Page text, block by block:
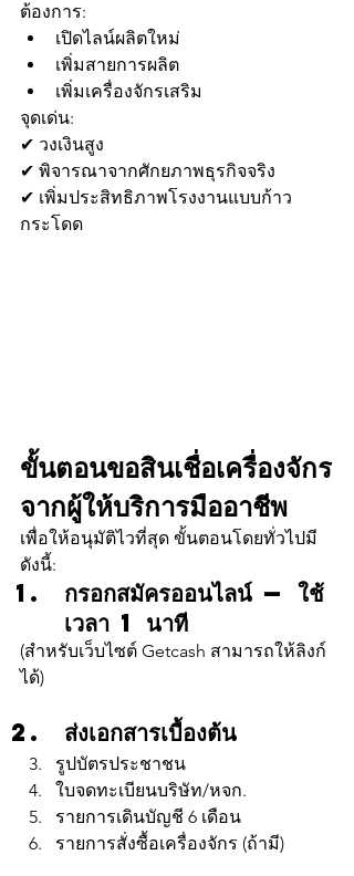
ต้องการ:
เปิดไลน์ผลิตใหม่
เพิ่มสายการผลิต
เพิ่มเครื่องจักรเสริม
จุดเด่น:
✔ วงเงินสูง
✔ พิจารณาจากศักยภาพธุรกิจจริง
✔ เพิ่มประสิทธิภาพโรงงานแบบก้าว
กระโดด
ขั้นตอนขอสินเชื่อเครื่องจักร
จากผู้ให้บริการมืออาชีพ
เพื่อให้อนุมัติไวที่สุด ขั้นตอนโดยทั่วไปมี
ดังนี้:
กรอกสมัครออนไลน์ — ใช้
เวลา 1 นาที
(สำหรับเว็บไซต์ Getcash สามารถให้ลิงก์
ได้)
ส่งเอกสารเบื้องต้น
รูปบัตรประชาชน
ใบจดทะเบียนบริษัท/หจก.
รายการเดินบัญชี 6 เดือน
รายการสั่งซื้อเครื่องจักร (ถ้ามี)